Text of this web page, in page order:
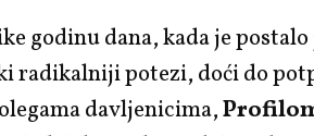
godinu dana, kada je postalo
radikalniji potezi, doći do
davljenicima,